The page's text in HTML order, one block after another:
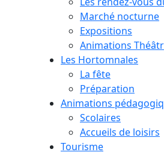
Marché nocturne
Expositions
Animations
Les Hortomnales
La fête
Préparation
Animations
Scolaires
Accueils de loisirs
Tourisme